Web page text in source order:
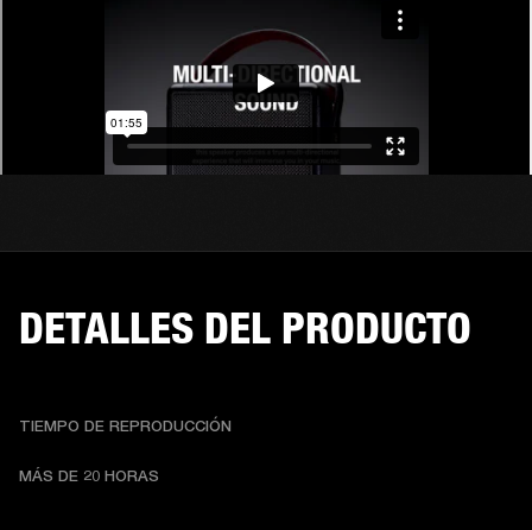
DETALLES DEL PRODUCTO
TIEMPO DE REPRODUCCIÓN
MÁS DE 20 HORAS